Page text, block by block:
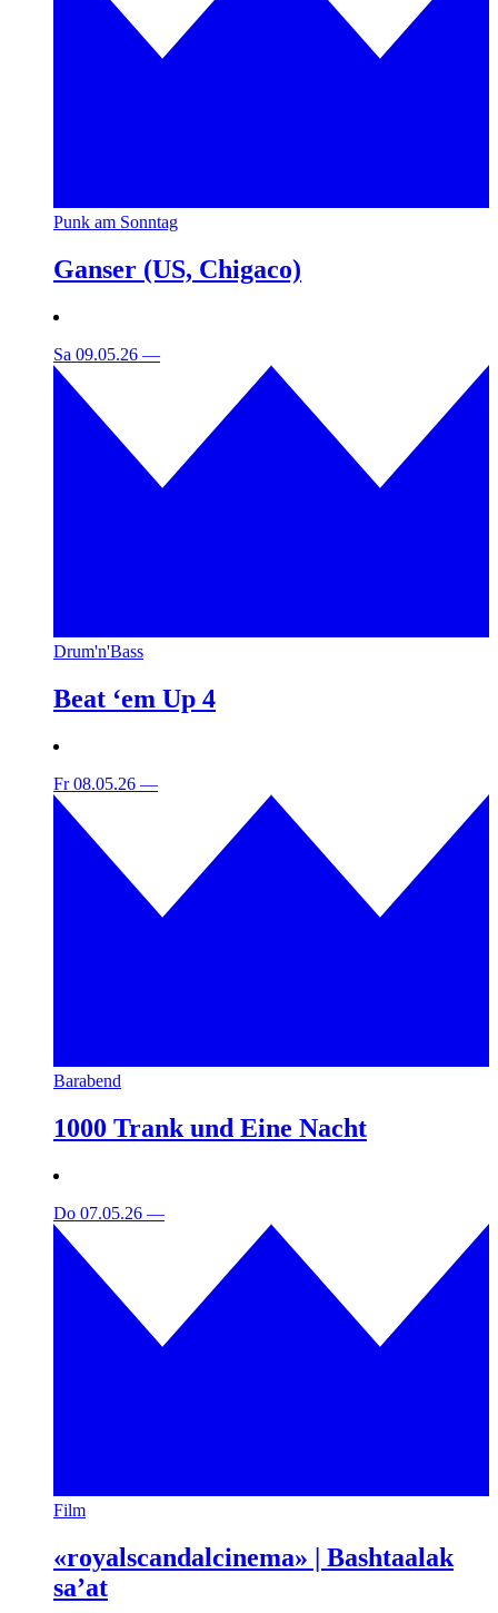
Punk am Sonntag
Ganser (US, Chigaco)
Sa 09.05.26 —
Drum'n'Bass
Beat ‘em Up 4
Fr 08.05.26 —
Barabend
1000 Trank und Eine Nacht
Do 07.05.26 —
Film
«royalscandalcinema» | Bashtaalak
sa’at